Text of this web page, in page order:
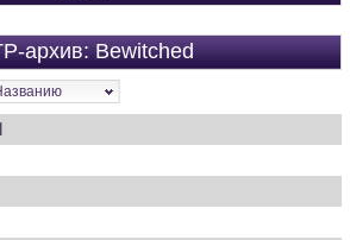
архив: Bewitched